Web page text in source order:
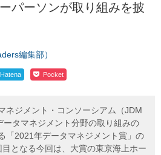
パーソンが取り組みを披
編集部）
Hatena Pocket
ネジメント・コンソーシアム（JDM
タマネジメント分野の取り組みの
「2021年データマネジメント賞」の
となる今回は、大賞の東京海上ホー